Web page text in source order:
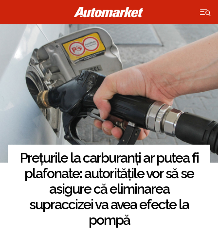
×
Prețurile la carburanți ar putea fi
plafonate: autoritățile vor să se
asigure că eliminarea
supraccizei va avea efecte la
pompă